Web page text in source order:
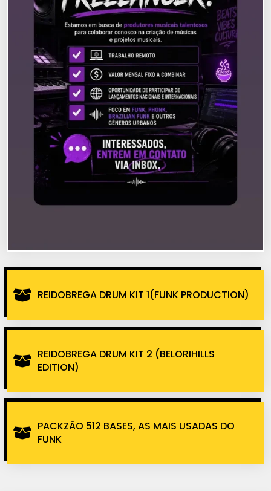
REIDOBREGA DRUM KIT 1(FUNK PRODUCTION)
REIDOBREGA DRUM KIT 2 (BELORIHILLS
EDITION)
PACKZÃO 512 BASES, AS MAIS USADAS DO
FUNK